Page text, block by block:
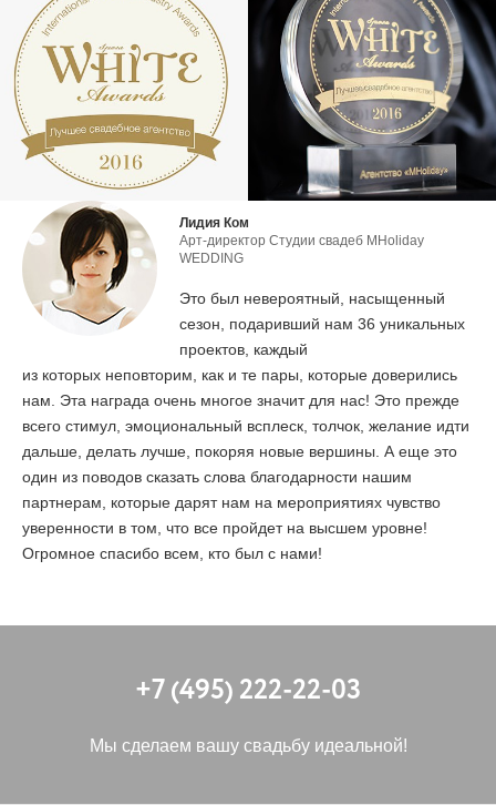
Лидия Ком
Арт-директор Студии свадеб MHoliday
WEDDING
Это был невероятный, насыщенный
сезон, подаривший нам 36 уникальных
проектов, каждый
из которых неповторим, как и те пары, которые доверились
нам. Эта награда очень многое значит для нас! Это прежде
всего стимул, эмоциональный всплеск, толчок, желание идти
дальше, делать лучше, покоряя новые вершины. А еще это
один из поводов сказать слова благодарности нашим
партнерам, которые дарят нам на мероприятиях чувство
уверенности в том, что все пройдет на высшем уровне!
Огромное спасибо всем, кто был с нами!
+7 (495) 222-22-03
Мы сделаем вашу свадьбу идеальной!